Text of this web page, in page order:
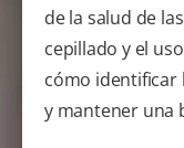
de la salud de
cepillado y el
cómo identificar
y mantener una